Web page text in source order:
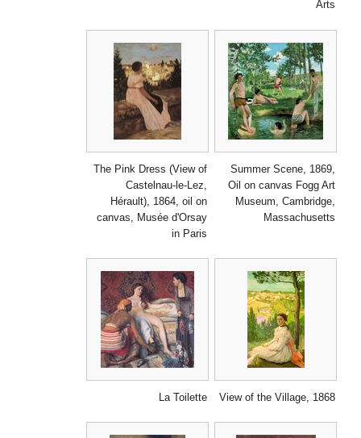
Summer Scene,
Oil on canvas Fogg
Museum,
The Pink Dress (View of
Castelnau-le-Lez,
Hérault), 1864, oil on
canvas, Musée d'Orsay
View of the Village,
La Toilette